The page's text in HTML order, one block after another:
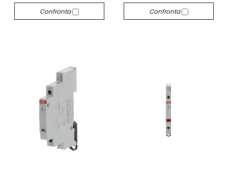
Confronta Confronta